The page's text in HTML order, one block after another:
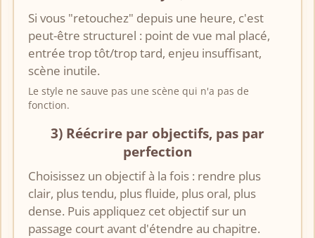
Si vous "retouchez" depuis une heure, c'est
peut-être structurel : point de vue mal placé,
entrée trop tôt/trop tard, enjeu insuffisant,
scène inutile.
Le style ne sauve pas une scène qui n'a pas de
fonction.
3) Réécrire par objectifs, pas par
perfection
Choisissez un objectif à la fois : rendre plus
clair, plus tendu, plus fluide, plus oral, plus
dense. Puis appliquez cet objectif sur un
passage court avant d'étendre au chapitre.